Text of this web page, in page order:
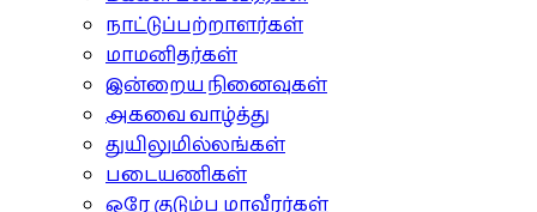
நாட்டுப்பற்றாளர்கள்
மாமனிதர்கள்
இன்றைய நினைவுகள்
அகவை வாழ்த்து
துயிலுமில்லங்கள்
படையணிகள்
ஒரே குடும்ப மாவீரர்கள்